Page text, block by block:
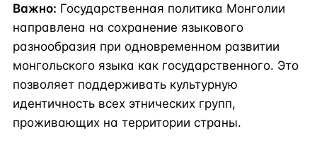
Важно: Государственная политика Монголии
направлена на сохранение языкового
разнообразия при одновременном развитии
монгольского языка как государственного. Это
позволяет поддерживать культурную
идентичность всех этнических групп,
проживающих на территории страны.